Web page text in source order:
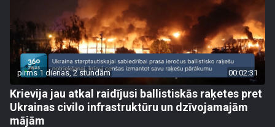
pirms 1 dienas, 2 stundām 00:02:31
Krievija jau atkal raidījusi ballistiskās raķetes pret
Ukrainas civilo infrastruktūru un dzīvojamajām
mājām